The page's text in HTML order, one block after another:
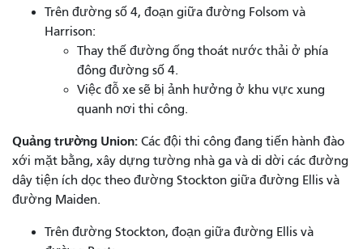
Trên đường số 4, đoạn giữa đường Folsom và
Harrison:
Thay thế đường ống thoát nước thải ở phía
đông đường số 4.
Việc đỗ xe sẽ bị ảnh hưởng ở khu vực xung
quanh nơi thi công.
Quảng trường Union: Các đội thi công đang tiến hành đào
xới mặt bằng, xây dựng tường nhà ga và di dời các đường
dây tiện ích dọc theo đường Stockton giữa đường Ellis và
đường Maiden.
Trên đường Stockton, đoạn giữa đường Ellis và